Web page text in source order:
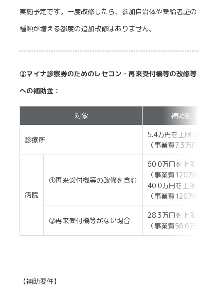
実施予定です。一度改修したら、参加自治体や受給者証の
種類が増える都度の追加改修はありません。
②マイナ診察券のためのレセコン・再来受付機等の改修等
への補助金：
対象 補助額（千円
診療所
5.4万円を上限に補
（事業費7.3万円を
病院
①再来受付機等の改修を含む
60.0万円を上限に補
（事業費120万円を
40.0万円を上限に補
（事業費120万円を
②再来受付機等がない場合
28.3万円を上限に補
（事業費56.6万円を
【補助要件】